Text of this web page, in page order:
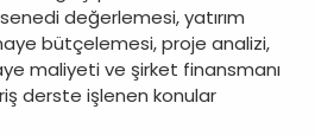
değerlemesi, yatırım
bütçelemesi, proje analizi,
maliyeti ve şirket finansmanı
derste işlenen konular